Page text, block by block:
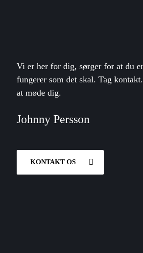
Vi er her for dig, sørger for at du
fungerer som det skal. Tag
at møde dig.
Johnny Persson
KONTAKT OS